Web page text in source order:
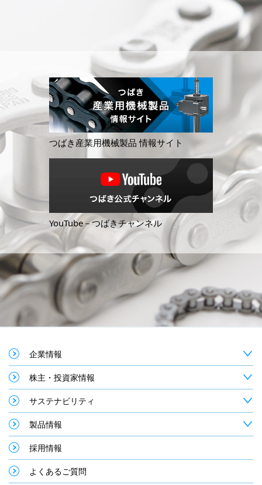
つばき産業用機械製品 情報サイト
YouTube－つばきチャンネル
企業情報
株主・投資家情報
サステナビリティ
製品情報
採用情報
よくあるご質問